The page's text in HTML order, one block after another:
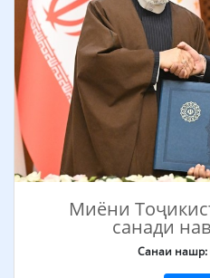
Миёни
санади
Санаи нашр: